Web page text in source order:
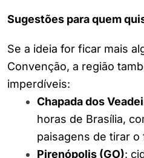
Sugestões para quem
Se a ideia for ficar mais
Convenção, a região
imperdíveis:
Chapada dos
horas de Brasília,
paisagens de tirar o
Pirenópolis (GO):